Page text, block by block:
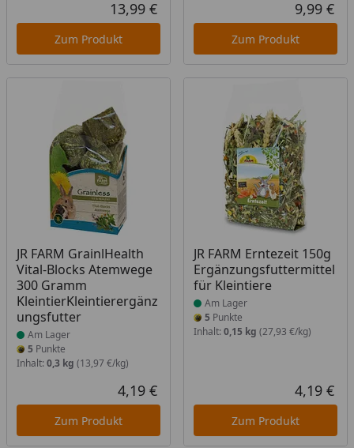
Aktueller Preis
13,99 €
Zum Produkt
9,99 €
Zum Produkt
JR FARM GrainlHealth
Vital-Blocks Atemwege
300 Gramm
KleintierKleintierergänz
ungsfutter
Produkt am Lager
Am Lager
5 Punkte
Inhalt: 0,3 kg (13,97 €/kg)
Aktueller Preis
4,19 €
Zum Produkt
JR FARM Erntezeit 150g
Ergänzungsfuttermittel
für Kleintiere
Produkt am Lager
Am Lager
5 Punkte
Inhalt: 0,15 kg (27,93 €/kg)
4,19 €
Zum Produkt